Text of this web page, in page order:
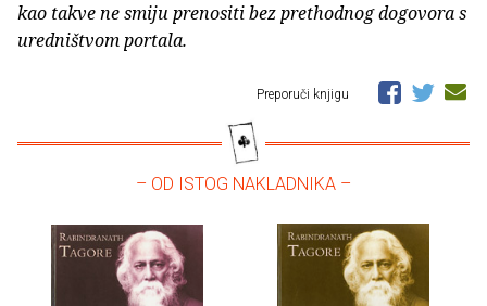
kao takve ne smiju prenositi bez prethodnog dogovora s
uredništvom portala.
Preporuči knjigu
– OD ISTOG NAKLADNIKA –